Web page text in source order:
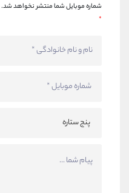
شماره موبایل شما منتشر نخواهد شد.
*